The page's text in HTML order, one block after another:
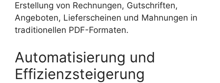
Erstellung von Rechnungen, Gutschriften,
Angeboten, Lieferscheinen und Mahnungen in
traditionellen PDF-Formaten.
Automatisierung und
Effizienzsteigerung